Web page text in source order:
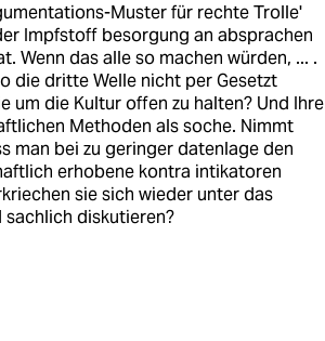
Muster für rechte Trolle'
Impfstoff besorgung an absprachen
Wenn das alle so machen würden, ... .
die dritte Welle nicht per Gesetzt
um die Kultur offen zu halten? Und Ihre
Methoden als soche. Nimmt
man bei zu geringer datenlage den
erhobene kontra intikatoren
sie sich wieder unter das
sachlich diskutieren?